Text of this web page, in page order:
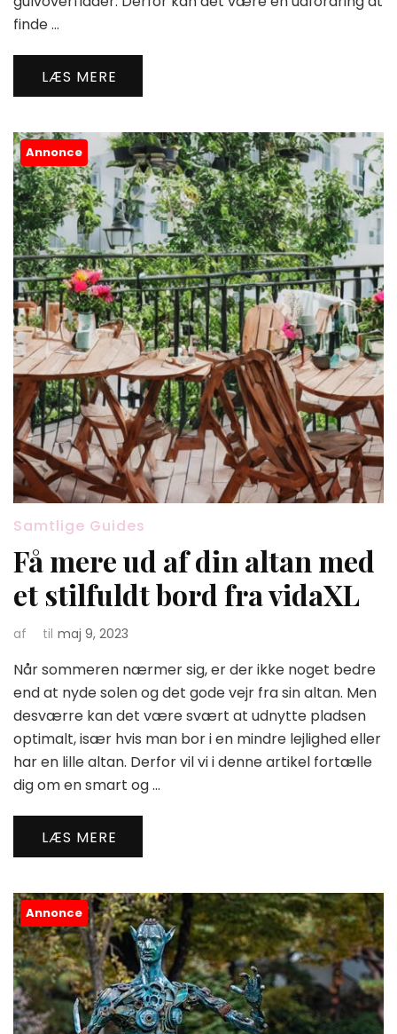
finde …
LÆS MERE
Annonce
Samtlige Guides
Få mere ud af din altan med
et stilfuldt bord fra vidaXL
af til maj 9, 2023
Når sommeren nærmer sig, er der ikke noget bedre
end at nyde solen og det gode vejr fra sin altan. Men
desværre kan det være svært at udnytte pladsen
optimalt, især hvis man bor i en mindre lejlighed eller
har en lille altan. Derfor vil vi i denne artikel fortælle
dig om en smart og …
LÆS MERE
Annonce